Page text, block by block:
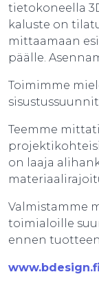
tietokoneella
kaluste on
mittaamaan
päälle.
Toimimme
Teemme
on laaja
Valmistamme
toimialoille
ennen
www.bdesign.fi